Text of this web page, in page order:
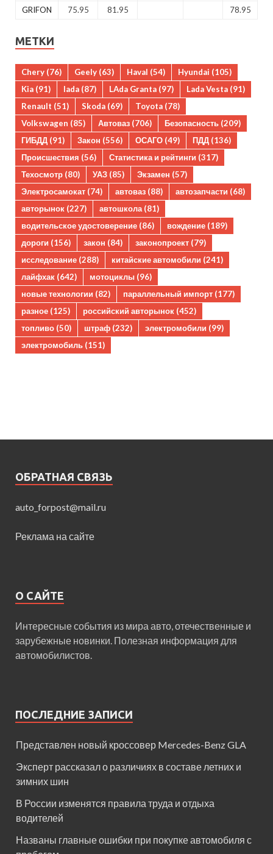
GRIFON
75.95 81.95 78.95
МЕТКИ
Chery (76) Geely (63) Haval (54) Hyundai (105)
Kia (91) lada (87) LAda Granta (97) Lada Vesta (91)
Renault (51) Skoda (69) Toyota (78)
Volkswagen (85) Автоваз (706) Безопасность (209)
ГИБДД (91) Закон (556) ОСАГО (49) ПДД (136)
Происшествия (56) Статистика и рейтинги (317)
Техосмотр (80) УАЗ (85) Экзамен (57)
Электросамокат (74) автоваз (88) автозапчасти (68)
авторынок (227) автошкола(81)
водительское удостоверение (86) вождение (189)
дороги (156) закон (84) законопроект (79)
исследование (288) китайские автомобили (241)
лайфхак (642) мотоциклы (96)
новые технологии (82) параллельный импорт (177)
разное (125) российский авторынок (452)
топливо (50) штраф (232) электромобили (99)
электромобиль (151)
ОБРАТНАЯ СВЯЗЬ
auto_forpost@mail.ru
Реклама на сайте
О САЙТЕ
Интересные события из мира авто, отечественные и
зарубежные новинки. Полезная информация для
автомобилистов.
ПОСЛЕДНИЕ ЗАПИСИ
Представлен новый кроссовер Mercedes-Benz GLA
Эксперт рассказал о различиях в составе летних и
зимних шин
В России изменятся правила труда и отдыха
водителей
Названы главные ошибки при покупке автомобиля с